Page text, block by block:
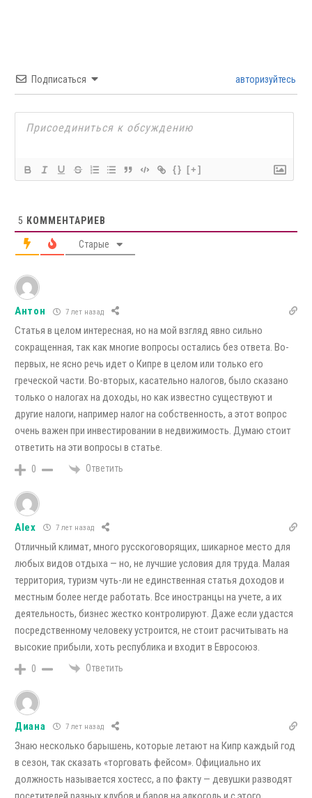
Подписаться авторизуйтесь
{} [+]
5 КОММЕНТАРИЕВ
Старые
Антон 7 лет назад
Статья в целом интересная, но на мой взгляд явно сильно
сокращенная, так как многие вопросы остались без ответа. Во-
первых, не ясно речь идет о Кипре в целом или только его
греческой части. Во-вторых, касательно налогов, было сказано
только о налогах на доходы, но как известно существуют и
другие налоги, например налог на собственность, а этот вопрос
очень важен при инвестировании в недвижимость. Думаю стоит
ответить на эти вопросы в статье.
0 Ответить
Alex 7 лет назад
Отличный климат, много русскоговорящих, шикарное место для
любых видов отдыха — но, не лучшие условия для труда. Малая
территория, туризм чуть-ли не единственная статья доходов и
местным более негде работать. Все иностранцы на учете, а их
деятельность, бизнес жестко контролируют. Даже если удастся
посредственному человеку устроится, не стоит расчитывать на
высокие прибыли, хоть республика и входит в Евросоюз.
0 Ответить
Диана 7 лет назад
Знаю несколько барышень, которые летают на Кипр каждый год
в сезон, так сказать «торговать фейсом». Официально их
должность называется хостесс, а по факту — девушки разводят